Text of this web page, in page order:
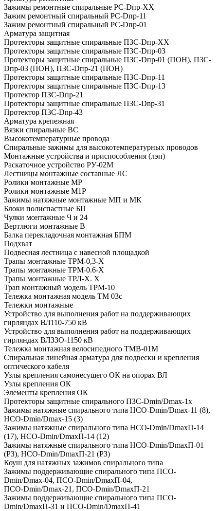
Зажимы ремонтные спиральные PC-Dпp-XX
Зажим ремонтный спиральный PC-Dпp-11
Зажим ремонтный спиральный PC-Dпp-01
Арматура защитная
Протекторы защитные спиральные ПЗС-Dпp-XX
Протекторы защитные спиральные П3C-Dпp-03
Протекторы защитные спиральные ПЗС-Dпp-01 (ПОН), П3C-
Dпp-03 (ПОН), П3C-Dпp-21 (ПОН)
Протекторы защитные спиральные ПЗС-Dпp-11
Протекторы защитные спиральные ПЗС-Dпp-13
Протектор ПЗС-Dпр-21
Протекторы защитные спиральные ПЗC-Dnp-31
Протектор П3C-Dnp-43
Арматура крепежная
Вязки спиральные ВС
Высокотемпературные провода
Спиральные зажимы для высокотемпературных проводов
Монтажные устройства и приспособления (лэп)
Раскаточное устройство РУ-02М
Лестницы монтажные составные ЛС
Ролики монтажные МР
Ролики монтажные М1Р
Зажимы натяжные монтажные МП и МК
Блоки полиспастные БП
Чулки монтажные Ч и 24
Вертлюги монтажные В
Балка перекладочная монтажная БПМ
Подхват
Подвесная лестница с навесной площадкой
Трапы монтажные ТРМ-0,3-Х
Трапы монтажные ТРМ-0.6-Х
Трапы монтажные ТРЛ-Х. Х
Трап монтажный модель ТРМ-10
Тележка монтажная модель ТМ 03с
Тележки монтажные
Устройство для выполнения работ на поддерживающих
гирляндах ВЛ110-750 кВ
Устройство для выполнения работ на поддерживающих
гирляндах ВЛЗЗО-1150 кВ
Тележка монтажная велосипедного ТМВ-01М
Спиральная линейная арматура для подвески и крепления
оптического кабеля
Узлы крепления самонесущего ОК на опорах ВЛ
Узлы крепления ОК
Элементы крепления ОК
Протекторы защитные спирального ПЗС-Dmin/Dmax-1x
Зажимы натяжные спирального типа HCO-Dmin/Dmax-11 (8),
HCO-Dmin/Dmax-15 (3)
Зажимы натяжные спирального типа HCO-Dmin/DmaxП-14
(17), HCO-Dmin/DmaxП-14 (12)
Зажимы натяжные спирального типа HCO-Dmin/DmaxП-01
(РЗ), HCO-Dmin/DmaxП-21 (РЗ)
Коуш для натяжных зажимов спирального типа
Зажимы поддерживающие спирального типа ПСО-
Dmin/Dmax-04, ПCO-Dmin/DmaxП-04,
ПCO-Dmin/Dmax-21, ПCO-Dmin/DmaxП-21
Зажимы поддерживающие спирального типа ПCO-
Dmin/DmaxП-31 и ПCO-Dmin/DmaxП-41